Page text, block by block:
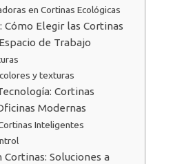
en Cortinas Ecológicas
Cómo Elegir las Cortinas
de Trabajo
y texturas
Cortinas
Modernas
Inteligentes
Soluciones a